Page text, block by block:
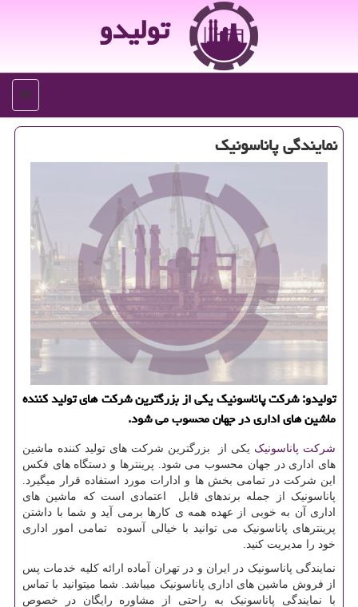
تولیدو
منو
نمایندگی پاناسونیك
تولیدو: شركت پاناسونیك یكی از بزرگترین شركت های تولید كننده
ماشین های اداری در جهان محسوب می شود.
شرکت پاناسونیک یکی از بزرگترین شرکت های تولید کننده ماشین
های اداری در جهان محسوب می شود. پرینترها و دستگاه های فکس
این شرکت در تمامی بخش ها و ادارات مورد استفاده قرار میگیرد.
پاناسونیک از جمله برندهای قابل اعتمادی است که ماشین های
اداری آن به خوبی از عهده همه ی کارها برمی آید و شما با داشتن
پرینترهای پاناسونیک می توانید با خیالی آسوده تمامی امور اداری
خود را مدیریت کنید.
نمایندگی پاناسونیک در ایران و در تهران آماده ارائه کلیه خدمات پس
از فروش ماشین های اداری پاناسونیک میباشد. شما میتوانید با تماس
با نمایندگی پاناسونیک به راحتی از مشاوره رایگان در خصوص